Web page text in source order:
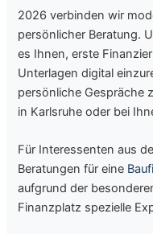
2026 verbinden wir
persönlicher Beratung.
es Ihnen, erste
Unterlagen digital
persönliche Gespräche
in Karlsruhe oder bei
Für Interessenten aus
Beratungen für eine
aufgrund der
Finanzplatz spezielle